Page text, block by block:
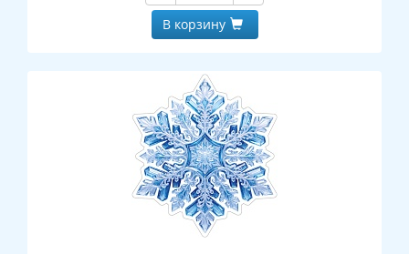
В корзину